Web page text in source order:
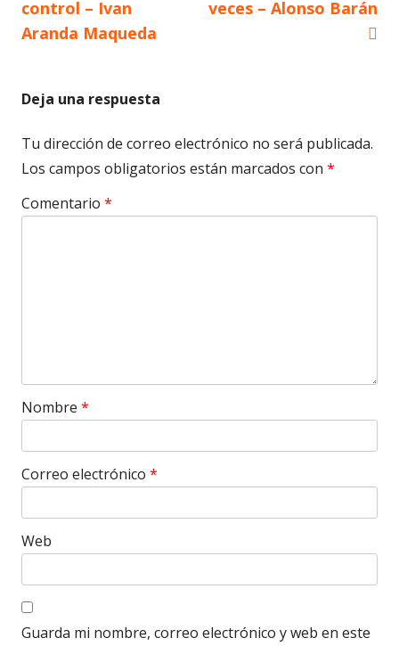
entradas
control – Ivan
Aranda Maqueda
veces – Alonso Barán
Deja una respuesta
Tu dirección de correo electrónico no será publicada.
Los campos obligatorios están marcados con *
Comentario *
Nombre *
Correo electrónico *
Web
Guarda mi nombre, correo electrónico y web en este